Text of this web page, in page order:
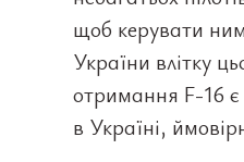
щоб керувати
України влітку
отримання F-16
в Україні,